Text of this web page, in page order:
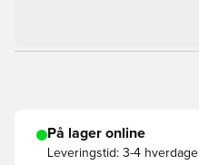
På lager online
Leveringstid: 3-4 hverdage